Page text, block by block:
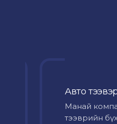
Авто
Mанай
тээврийн бүх